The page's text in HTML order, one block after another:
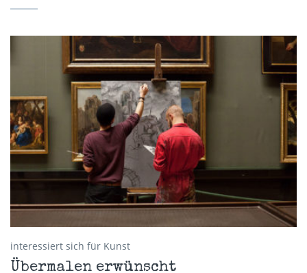
interessiert sich für Kunst
Übermalen erwünscht